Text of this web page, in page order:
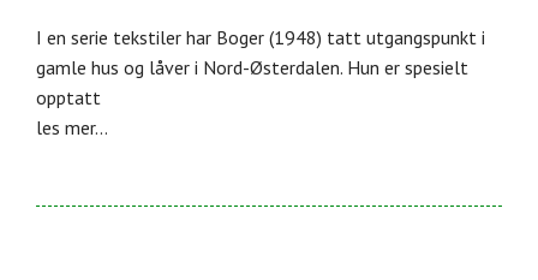
I en serie tekstiler har Boger (1948) tatt utgangspunkt i
gamle hus og låver i Nord-Østerdalen. Hun er spesielt
opptatt
les mer...